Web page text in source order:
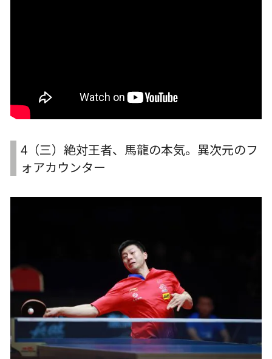
4（三）絶対王者、馬龍の本気。異次元のフ
ォアカウンター